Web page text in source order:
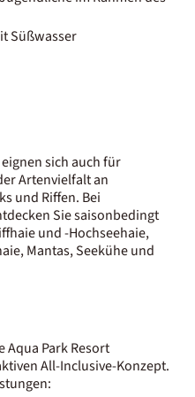
Süßwasser
sich auch für
Artenvielfalt an
und Riffen. Bei
Sie saisonbedingt
und -Hochseehaie,
Mantas, Seekühe und
Aqua Park Resort
All-Inclusive-Konzept.